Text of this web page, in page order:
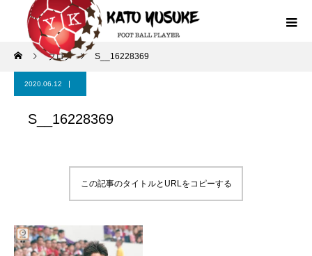
ブログ S__16228369
2020.06.12
S__16228369
この記事のタイトルとURLをコピーする